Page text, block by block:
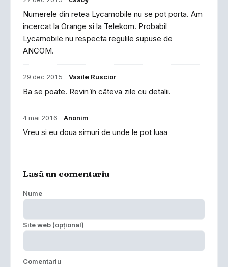
Numerele din retea Lycamobile nu se pot porta. Am
incercat la Orange si la Telekom. Probabil
Lycamobile nu respecta regulile supuse de
ANCOM.
29 dec 2015 Vasile Ruscior
Ba se poate. Revin în câteva zile cu detalii.
4 mai 2016 Anonim
Vreu si eu doua simuri de unde le pot luaa
Lasă un comentariu
Nume
Site web (opțional)
Comentariu